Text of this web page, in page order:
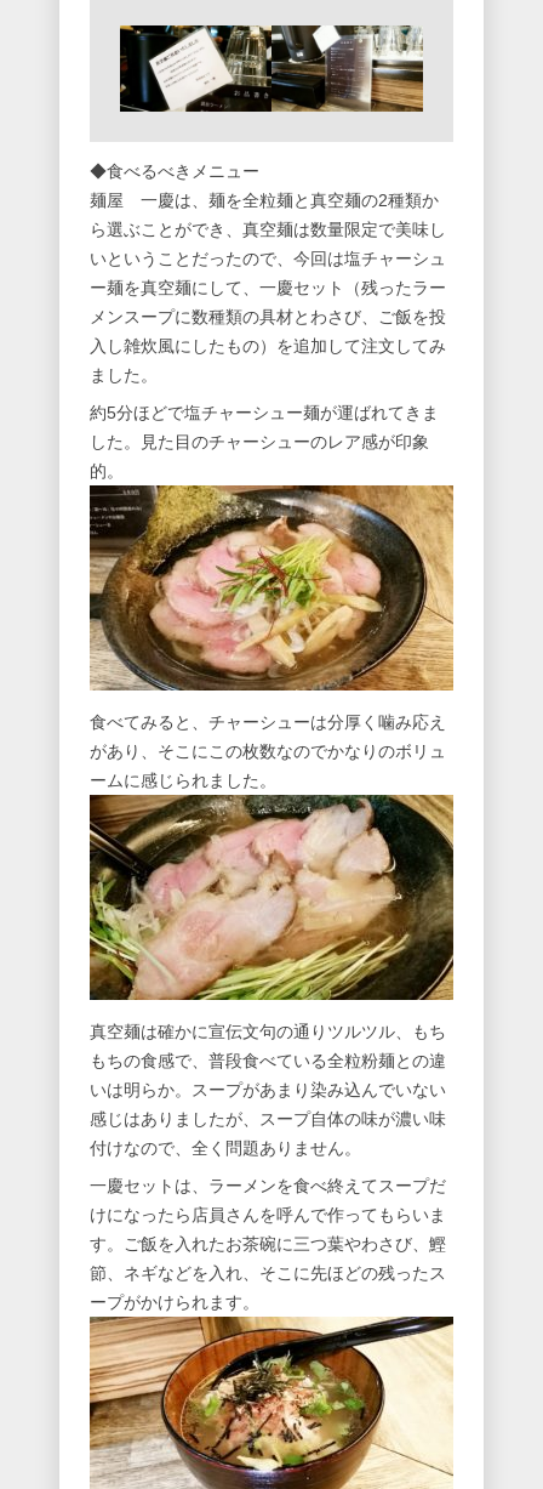
◆食べるべきメニュー
麺屋 一慶は、麺を全粒麺と真空麺の2種類か
ら選ぶことができ、真空麺は数量限定で美味し
いということだったので、今回は塩チャーシュ
ー麺を真空麺にして、一慶セット（残ったラー
メンスープに数種類の具材とわさび、ご飯を投
入し雑炊風にしたもの）を追加して注文してみ
ました。
約5分ほどで塩チャーシュー麺が運ばれてきま
した。見た目のチャーシューのレア感が印象
的。
食べてみると、チャーシューは分厚く噛み応え
があり、そこにこの枚数なのでかなりのボリュ
ームに感じられました。
真空麺は確かに宣伝文句の通りツルツル、もち
もちの食感で、普段食べている全粒粉麺との違
いは明らか。スープがあまり染み込んでいない
感じはありましたが、スープ自体の味が濃い味
付けなので、全く問題ありません。
一慶セットは、ラーメンを食べ終えてスープだ
けになったら店員さんを呼んで作ってもらいま
す。ご飯を入れたお茶碗に三つ葉やわさび、鰹
節、ネギなどを入れ、そこに先ほどの残ったス
ープがかけられます。